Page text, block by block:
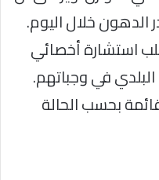
الدهون خلال اليوم.
استشارة أخصائي
في وجباتهم.
بحسب الحالة